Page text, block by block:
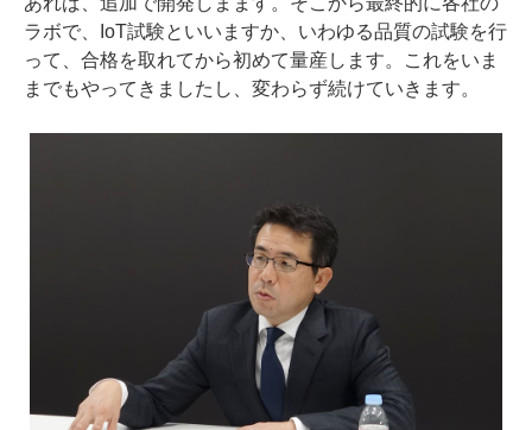
ラボで、IoT試験といいますか、いわゆる品質の試験を行
って、合格を取れてから初めて量産します。これをいま
までもやってきましたし、変わらず続けていきます。